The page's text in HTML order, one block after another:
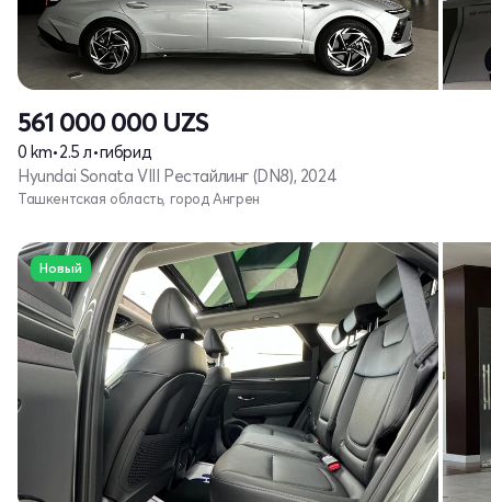
561 000 000 UZS
0 km•2.5 л•гибрид
Hyundai Sonata VIII Рестайлинг (DN8), 2024
Ташкентская область, город Ангрен
Новый